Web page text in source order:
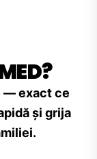
— exact ce
și grija